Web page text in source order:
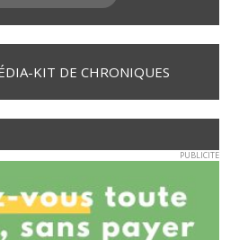
KIT DE CHRONIQUES
PUBLICITE